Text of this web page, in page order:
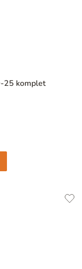
25 komplet